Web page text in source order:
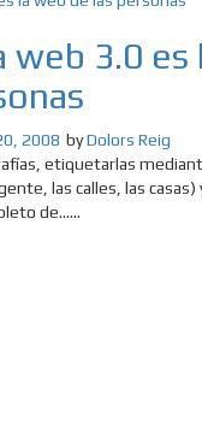
web 3.0 es
2008 byDolors Reig
etiquetarlas
las calles, las casas)
de......